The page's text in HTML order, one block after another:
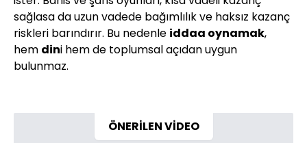
sağlasa da uzun vadede bağımlılık ve haksız kazanç
riskleri barındırır. Bu nedenle iddaa oynamak,
hem dini hem de toplumsal açıdan uygun
bulunmaz.
ÖNERİLEN VİDEO